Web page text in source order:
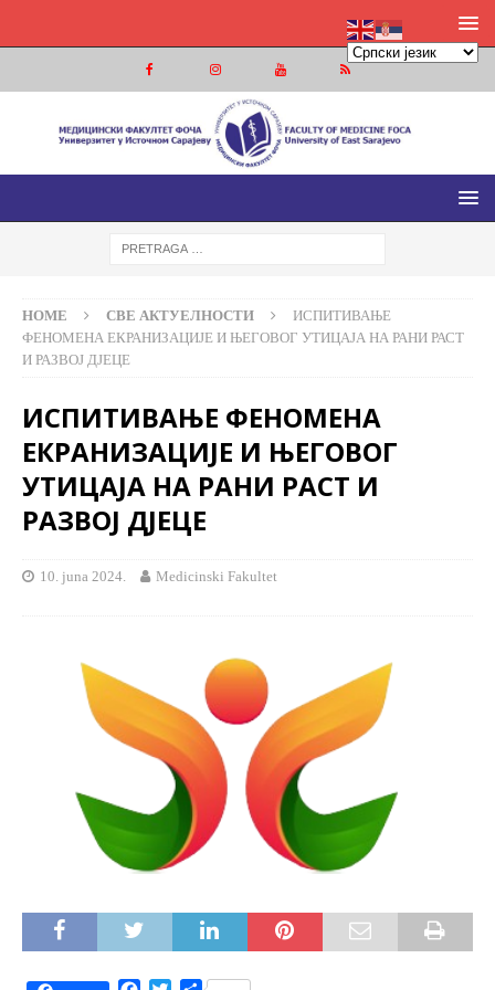
МЕДИЦИНСКИ ФАКУЛТЕТ ФОЧА
МЕДИЦИНСКИ ФАКУЛТЕТ УНИВЕРЗИТЕТА У ИСТОЧНОМ
HOME СВЕ АКТУЕЛНОСТИ
ИСПИТИВАЊЕ
ФЕНОМЕНА ЕКРАНИЗАЦИЈЕ И ЊЕГОВОГ УТИЦАЈА НА РАНИ РАСТ
И РАЗВОЈ ДЈЕЦЕ
ИСПИТИВАЊЕ ФЕНОМЕНА
ЕКРАНИЗАЦИЈЕ И ЊЕГОВОГ
УТИЦАЈА НА РАНИ РАСТ И
РАЗВОЈ ДЈЕЦЕ
10. juna 2024. Medicinski Fakultet